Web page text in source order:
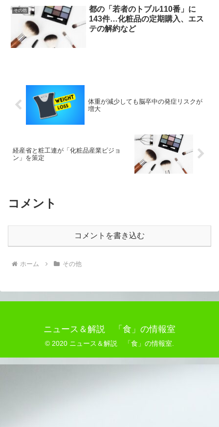
その他
都の「若者のトブル110番」に
143件…化粧品の定期購入、エス
テの解約など
体重が減少しても脳卒中の発症リスクが
増大
経産省と粧工連が「化粧品産業ビジョ
ン」を策定
コメント
コメントを書き込む
ホーム その他
ニュース＆解説 「食」の情報室
© 2020 ニュース＆解説 「食」の情報室.